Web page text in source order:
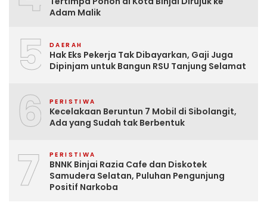
Adam Malik
5 DAERAH
Hak Eks Pekerja Tak Dibayarkan, Gaji Juga
Dipinjam untuk Bangun RSU Tanjung Selamat
6 PERISTIWA
Kecelakaan Beruntun 7 Mobil di Sibolangit,
Ada yang Sudah tak Berbentuk
7 PERISTIWA
BNNK Binjai Razia Cafe dan Diskotek
Samudera Selatan, Puluhan Pengunjung
Positif Narkoba